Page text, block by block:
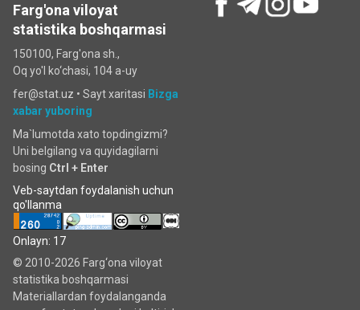
Farg'ona viloyat
statistika boshqarmasi
150100, Farg'ona sh.,
Oq yo'l ko‘chаsi, 104 a-uy
fer@stat.uz • Sayt xaritasi Bizga
xabar yuboring
Ma`lumotda xato topdingizmi?
Uni belgilang va quyidagilarni
bosing Ctrl + Enter
Veb-saytdan foydalanish uchun
qo'llanma
Onlayn: 17
© 2010-2026 Farg‘ona viloyat
statistika boshqarmasi
Materiallardan foydalanganda